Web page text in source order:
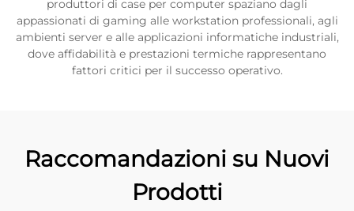
produttori di case per computer spaziano dagli
appassionati di gaming alle workstation professionali, agli
ambienti server e alle applicazioni informatiche industriali,
dove affidabilità e prestazioni termiche rappresentano
fattori critici per il successo operativo.
Raccomandazioni su Nuovi
Prodotti